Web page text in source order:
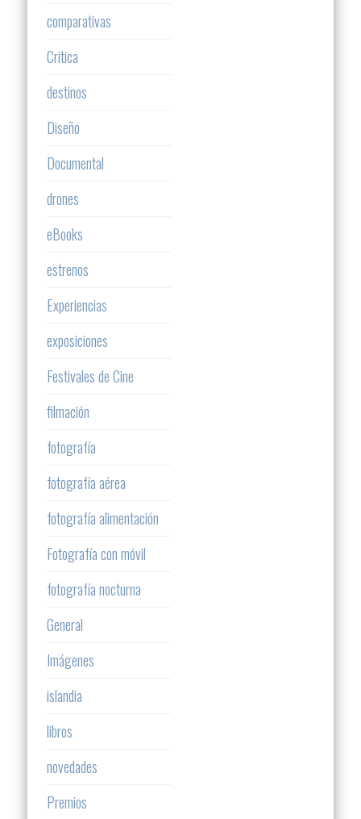
comparativas
Critica
destinos
Diseño
Documental
drones
eBooks
estrenos
Experiencias
exposiciones
Festivales de Cine
filmación
fotografía
fotografía aérea
fotografía alimentación
Fotografía con móvil
fotografía nocturna
General
Imágenes
islandia
libros
novedades
Premios